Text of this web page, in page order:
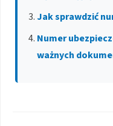
Jak sprawdzić
Numer
ważnych